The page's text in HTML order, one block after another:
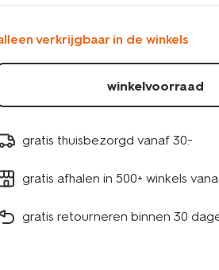
verkrijgbaar in de winkels
winkelvoorraad
gratis thuisbezorgd vanaf 30.-
gratis afhalen in 500+ winkels
gratis retourneren binnen 30